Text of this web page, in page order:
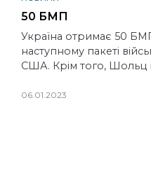
50 БМП
Україна отримає 50
наступному пакеті
США. Крім того, Шольц
06.01.2023